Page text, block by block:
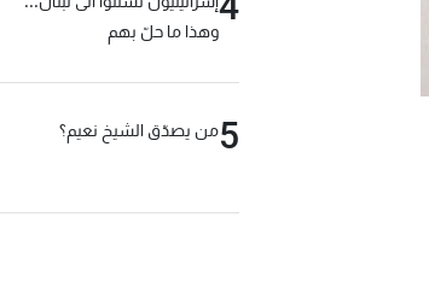
وهذا ما حلّ بهم
5من يصدّق الشيخ نعيم؟